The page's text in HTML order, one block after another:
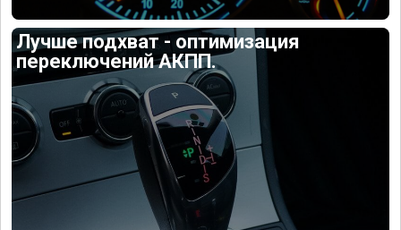
Лучше подхват - оптимизация
переключений АКПП.